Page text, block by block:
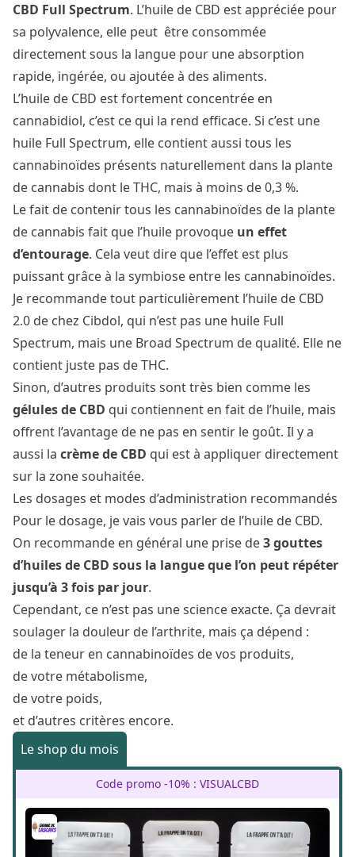
CBD Full Spectrum. L’huile de CBD est appréciée pour
sa polyvalence, elle peut être consommée
directement sous la langue pour une absorption
rapide, ingérée, ou ajoutée à des aliments.
L’huile de CBD est fortement concentrée en
cannabidiol, c’est ce qui la rend efficace. Si c’est une
huile Full Spectrum, elle contient aussi tous les
cannabinoïdes présents naturellement dans la plante
de cannabis dont le THC, mais à moins de 0,3 %.
Le fait de contenir tous les cannabinoïdes de la plante
de cannabis fait que l’huile provoque un effet
d’entourage. Cela veut dire que l’effet est plus
puissant grâce à la symbiose entre les cannabinoïdes.
Je recommande tout particulièrement l’huile de CBD
2.0 de chez Cibdol, qui n’est pas une huile Full
Spectrum, mais une Broad Spectrum de qualité. Elle ne
contient juste pas de THC.
Sinon, d’autres produits sont très bien comme les
gélules de CBD qui contiennent en fait de l’huile, mais
offrent l’avantage de ne pas en sentir le goût. Il y a
aussi la crème de CBD qui est à appliquer directement
sur la zone souhaitée.
Les dosages et modes d’administration recommandés
Pour le dosage, je vais vous parler de l’huile de CBD.
On recommande en général une prise de3 gouttes
d’huiles de CBD sous la langue que l’on peut répéter
jusqu’à 3 fois par jour.
Cependant, ce n’est pas une science exacte. Ça devrait
soulager la douleur de l’arthrite, mais ça dépend :
de la teneur en cannabinoïdes de vos produits,
de votre métabolisme,
de votre poids,
et d’autres critères encore.
Le shop du mois
Code promo -10% : VISUALCBD